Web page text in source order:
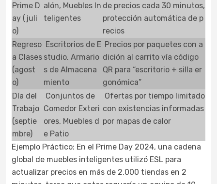
Prime D
ay (juli
o)
alón, Muebles In
teligentes
de precios cada 30 minutos,
protección automática de p
recios
Regreso
a Clases
(agost
o)
Escritorios de E
studio, Armario
s de Almacena
miento
Precios por paquetes con a
dición al carrito vía código
QR para “escritorio + silla er
gonómica”
Día del
Trabajo
(septie
mbre)
Conjuntos de
Comedor Exteri
ores, Muebles d
e Patio
Ofertas por tiempo limitado
con existencias informadas
por mapas de calor
Ejemplo Práctico: En el Prime Day 2024, una cadena
global de muebles inteligentes utilizó ESL para
actualizar precios en más de 2.000 tiendas en 2